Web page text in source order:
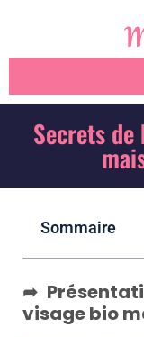
Secrets de
Sommaire
visage bio